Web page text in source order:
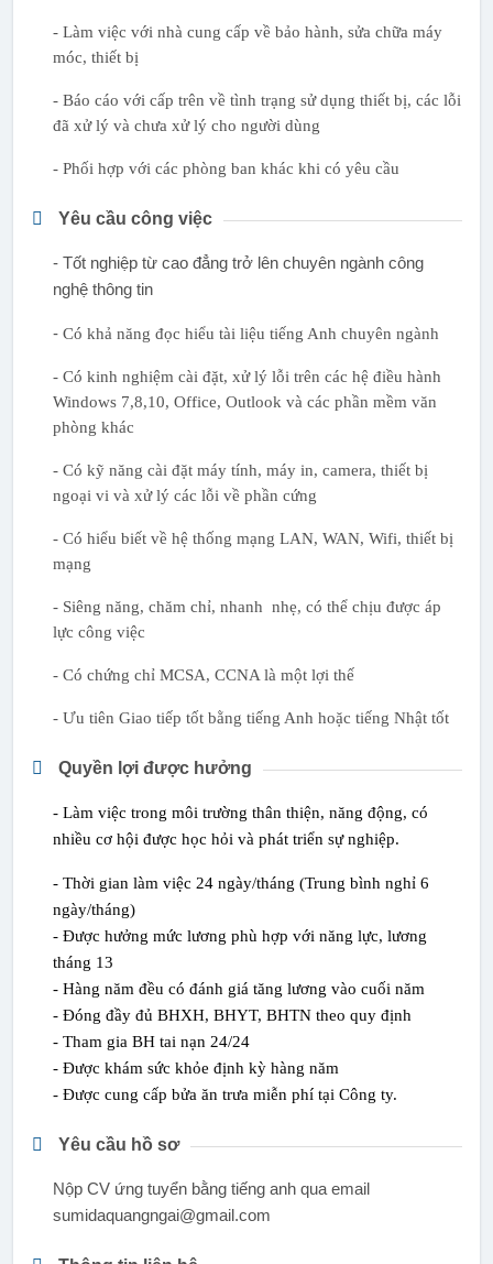
- Làm việc với nhà cung cấp về bảo hành, sửa chữa máy
móc, thiết bị
- Báo cáo với cấp trên về tình trạng sử dụng thiết bị, các lỗi
đã xử lý và chưa xử lý cho người dùng
- Phối hợp với các phòng ban khác khi có yêu cầu
Yêu cầu công việc
- Tốt nghiệp từ cao đẳng trở lên chuyên ngành công
nghệ thông tin
- Có khả năng đọc hiểu tài liệu tiếng Anh chuyên ngành
- Có kinh nghiệm cài đặt, xử lý lỗi trên các hệ điều hành
Windows 7,8,10, Office, Outlook và các phần mềm văn
phòng khác
- Có kỹ năng cài đặt máy tính, máy in, camera, thiết bị
ngoại vi và xử lý các lỗi về phần cứng
- Có hiểu biết về hệ thống mạng LAN, WAN, Wifi, thiết bị
mạng
- Siêng năng, chăm chỉ, nhanh nhẹ, có thể chịu được áp
lực công việc
- Có chứng chỉ MCSA, CCNA là một lợi thế
- Ưu tiên Giao tiếp tốt bằng tiếng Anh hoặc tiếng Nhật tốt
Quyền lợi được hưởng
- Làm việc trong môi trường thân thiện, năng động, có
nhiều cơ hội được học hỏi và phát triển sự nghiệp.
- Thời gian làm việc 24 ngày/tháng (Trung bình nghỉ 6
ngày/tháng)
- Được hưởng mức lương phù hợp với năng lực, lương
tháng 13
- Hàng năm đều có đánh giá tăng lương vào cuối năm
- Đóng đầy đủ BHXH, BHYT, BHTN theo quy định
- Tham gia BH tai nạn 24/24
- Được khám sức khỏe định kỳ hàng năm
- Được cung cấp bửa ăn trưa miễn phí tại Công ty.
Yêu cầu hồ sơ
Nộp CV ứng tuyển bằng tiếng anh qua email
sumidaquangngai@gmail.com